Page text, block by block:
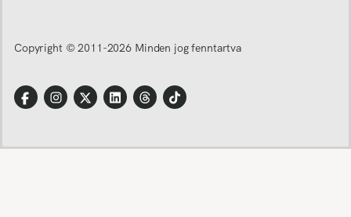
Copyright © 2011-2026 Minden jog fenntartva